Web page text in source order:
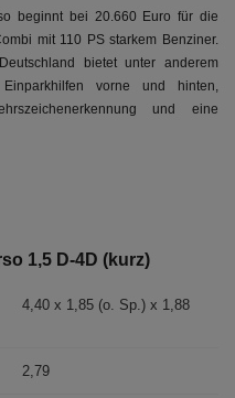
beginnt bei 20.660 Euro für die
mit 110 PS starkem Benziner.
bietet unter anderem
Einparkhilfen vorne und hinten,
und eine
1,5 D-4D (kurz)
4,40 x 1,85 (o. Sp.) x 1,88
2,79